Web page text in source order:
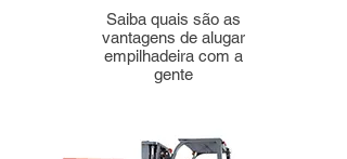
Saiba quais são as
vantagens de alugar
empilhadeira com a
gente